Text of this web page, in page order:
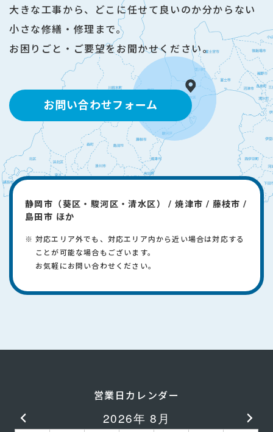
大きな工事から、どこに任せて良いのか分からない
小さな修繕・修理まで。
お困りごと・ご要望をお聞かせください。
お問い合わせフォーム
静岡市（葵区・駿河区・清水区） / 焼津市 / 藤枝市 /
島田市 ほか
対応エリア外でも、対応エリア内から近い場合は対応する
ことが可能な場合もございます。
​お気軽にお問い合わせください。
営業日カレンダー
2026年 8月